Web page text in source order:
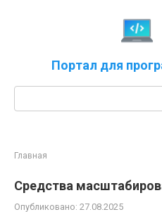
Портал для
Главная
Средства
Опубликовано: 27.08.2025